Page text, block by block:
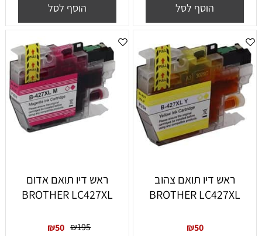
הוסף לסל הוסף לסל
ראש דיו תואם צהוב
BROTHER LC427XL
₪50
ראש דיו תואם אדום
BROTHER LC427XL
₪195
₪50